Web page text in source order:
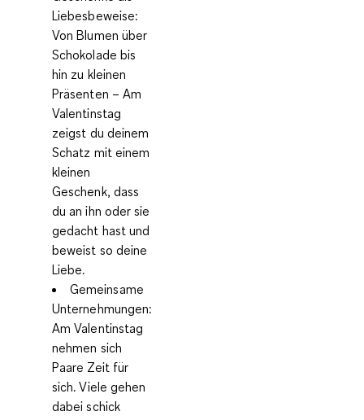
Liebesbeweise:
Von Blumen über
Schokolade bis
hin zu kleinen
Präsenten – Am
Valentinstag
zeigst du deinem
Schatz mit einem
kleinen
Geschenk, dass
du an ihn oder sie
gedacht hast und
beweist so deine
Liebe.
Gemeinsame
Unternehmungen:
Am Valentinstag
nehmen sich
Paare Zeit für
sich. Viele gehen
dabei schick